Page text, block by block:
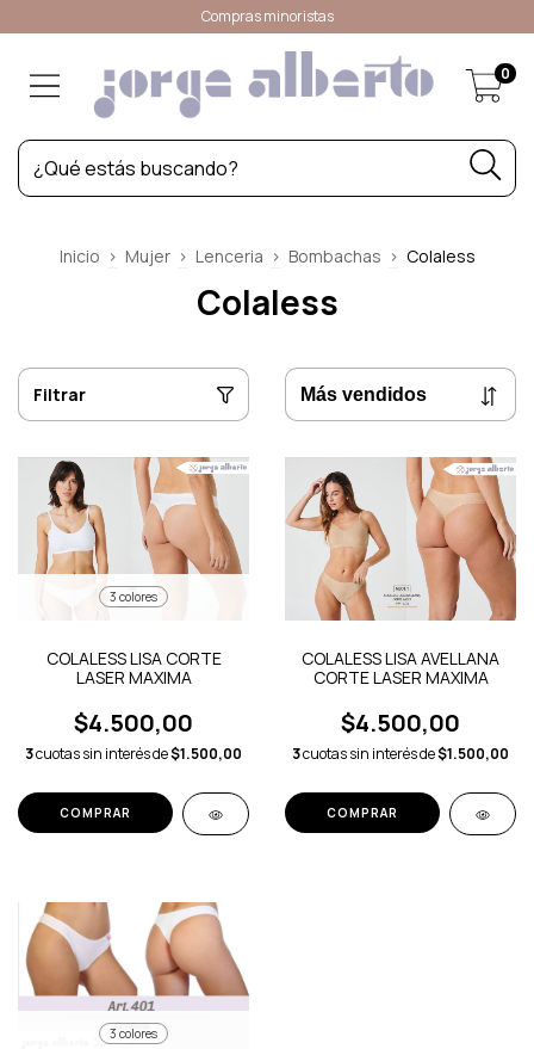
Compras minoristas
0
Inicio > Mujer > Lenceria > Bombachas > Colaless
Colaless
Filtrar
3 colores
COLALESS LISA CORTE
LASER MAXIMA
$4.500,00
3cuotas sin interés de$1.500,00
COMPRAR
COLALESS LISA AVELLANA
CORTE LASER MAXIMA
$4.500,00
3cuotas sin interés de$1.500,00
COMPRAR
3 colores